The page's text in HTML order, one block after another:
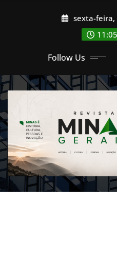
sexta-feira,
Follow Us